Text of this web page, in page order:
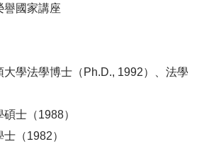
譽國家講座
大學法學博士（Ph.D., 1992）、法學
士（1988）
（1982）